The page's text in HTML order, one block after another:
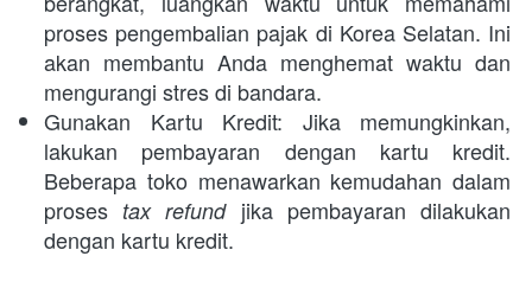
proses pengembalian pajak di Korea Selatan. Ini
akan membantu Anda menghemat waktu dan
mengurangi stres di bandara.
Gunakan Kartu Kredit: Jika memungkinkan,
lakukan pembayaran dengan kartu kredit.
Beberapa toko menawarkan kemudahan dalam
proses tax refund jika pembayaran dilakukan
dengan kartu kredit.